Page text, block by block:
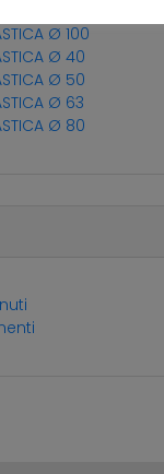
Ø 100
Ø 40
Ø 50
Ø 63
Ø 80